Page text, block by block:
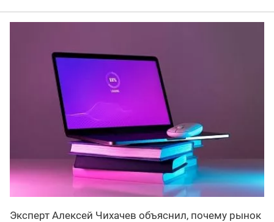
Эксперт Алексей Чихачев объяснил, почему рынок